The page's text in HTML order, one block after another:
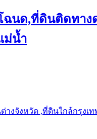
ฉนด,ที่ดินติดทา
ม่น้ำ
งจังหวัด ,ที่ดินใกล้กรุงเ